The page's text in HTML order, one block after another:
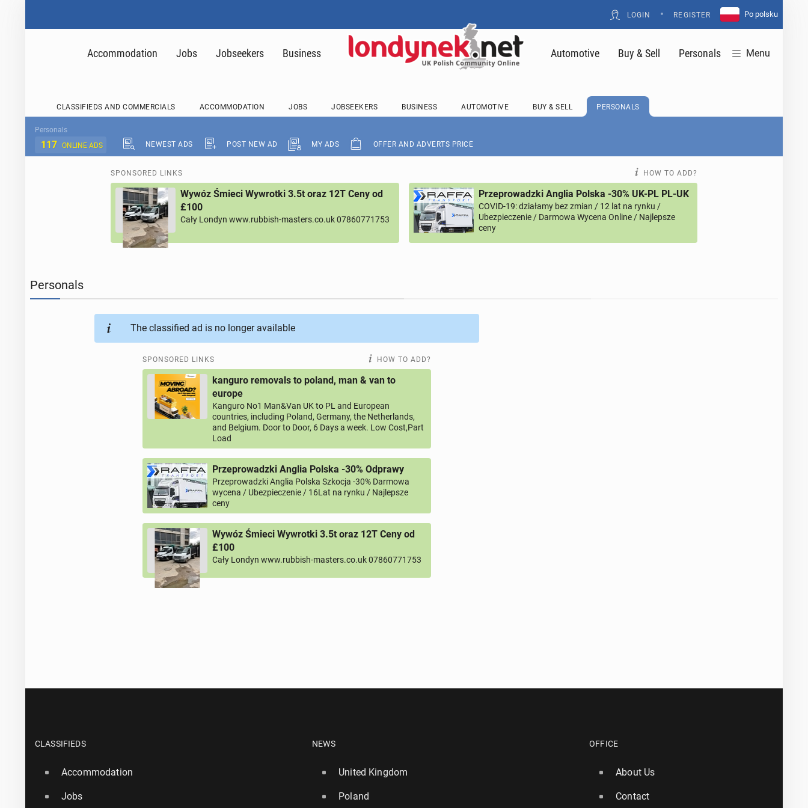
LOGIN • REGISTER Po polsku
Accommodation Jobs Jobseekers Business Automotive Buy & Sell Personals Menu
CLASSIFIEDS AND COMMERCIALS ACCOMMODATION JOBS JOBSEEKERS BUSINESS AUTOMOTIVE BUY & SELL PERSONALS
Personals
117 ONLINE ADS NEWEST ADS POST NEW AD MY ADS OFFER AND ADVERTS PRICE
SPONSORED LINKS HOW TO ADD?
Wywóz Śmieci Wywrotki 3.5t oraz 12T Ceny od
£100
Cały Londyn www.rubbish-masters.co.uk 07860771753
Przeprowadzki Anglia Polska -30% UK-PL PL-UK
COVID-19: działamy bez zmian / 12 lat na rynku /
Ubezpieczenie / Darmowa Wycena Online / Najlepsze
ceny
Personals
The classified ad is no longer available
SPONSORED LINKS HOW TO ADD?
kanguro removals to poland, man & van to
europe
Kanguro No1 Man&Van UK to PL and European
countries, including Poland, Germany, the Netherlands,
and Belgium. Door to Door, 6 Days a week. Low Cost,Part
Load
Przeprowadzki Anglia Polska -30% Odprawy
Przeprowadzki Anglia Polska Szkocja -30% Darmowa
wycena / Ubezpieczenie / 16Lat na rynku / Najlepsze
ceny
Wywóz Śmieci Wywrotki 3.5t oraz 12T Ceny od
£100
Cały Londyn www.rubbish-masters.co.uk 07860771753
CLASSIFIEDS
Accommodation
Jobs
NEWS
United Kingdom
Poland
OFFICE
About Us
Contact